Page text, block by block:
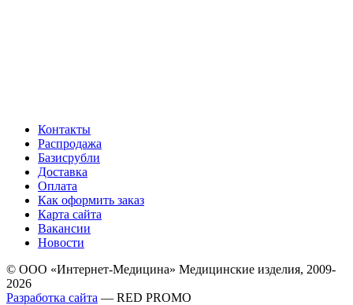
Контакты
Распродажа
Базисрубли
Доставка
Оплата
Как оформить заказ
Карта сайта
Вакансии
Новости
© ООО «Интернет-Медицина» Медицинские изделия, 2009-
2026
Разработка сайта — RED PROMO